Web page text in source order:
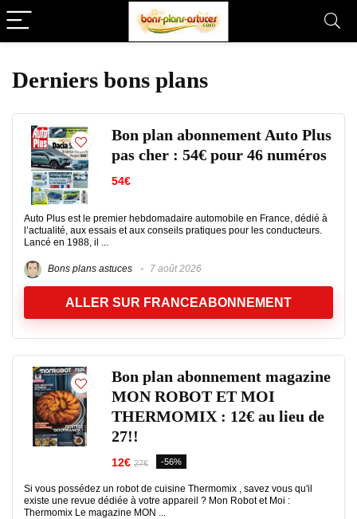
Derniers bons plans
Bon plan abonnement Auto Plus
pas cher : 54€ pour 46 numéros
54€
Auto Plus est le premier hebdomadaire automobile en France, dédié à
l’actualité, aux essais et aux conseils pratiques pour les conducteurs.
Lancé en 1988, il ...
Bons plans astuces 7 août 2026
ALLER SUR FRANCEABONNEMENT
Bon plan abonnement magazine
MON ROBOT ET MOI
THERMOMIX : 12€ au lieu de
27!!
12€ 27€ -56%
Si vous possédez un robot de cuisine Thermomix , savez vous qu'il
existe une revue dédiée à votre appareil ? Mon Robot et Moi :
Thermomix Le magazine MON ...